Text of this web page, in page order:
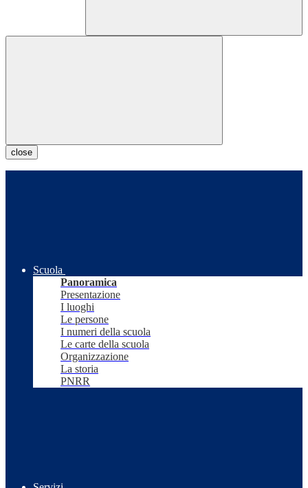
close
Scuola
Panoramica
Presentazione
I luoghi
Le persone
I numeri della scuola
Le carte della scuola
Organizzazione
La storia
PNRR